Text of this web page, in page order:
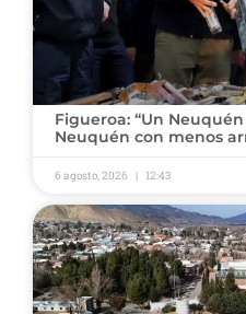
​Figueroa: “Un
Neuquén con menos
6 agosto, 2026 12:43